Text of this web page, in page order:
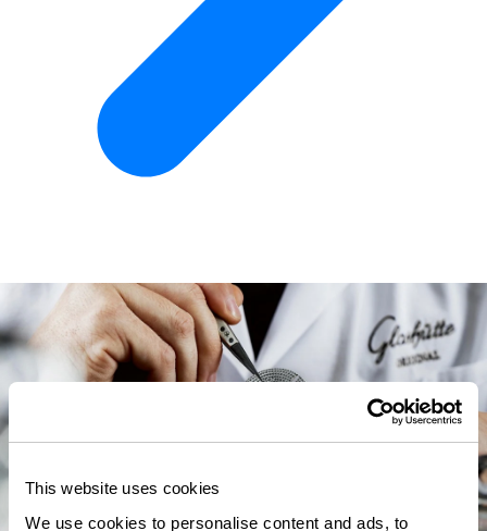
This website uses cookies
We use cookies to personalise content and ads, to